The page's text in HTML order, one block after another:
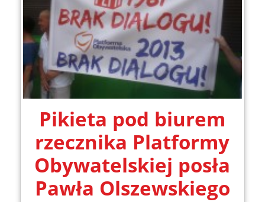
Pikieta pod biurem
rzecznika Platformy
Obywatelskiej posła
Pawła Olszewskiego